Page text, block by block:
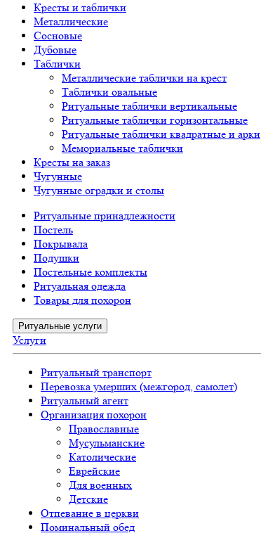
Кресты и таблички
Металлические
Сосновые
Дубовые
Таблички
Металлические таблички на крест
Таблички овальные
Ритуальные таблички вертикальные
Ритуальные таблички горизонтальные
Ритуальные таблички квадратные и арки
Мемориальные таблички
Кресты на заказ
Чугунные
Чугунные оградки и столы
Ритуальные принадлежности
Постель
Покрывала
Подушки
Постельные комплекты
Ритуальная одежда
Товары для похорон
Ритуальные услуги
Услуги
Ритуальный транспорт
Перевозка умерших (межгород, самолет)
Ритуальный агент
Организация похорон
Православные
Мусульманские
Католические
Еврейские
Для военных
Детские
Отпевание в церкви
Поминальный обед